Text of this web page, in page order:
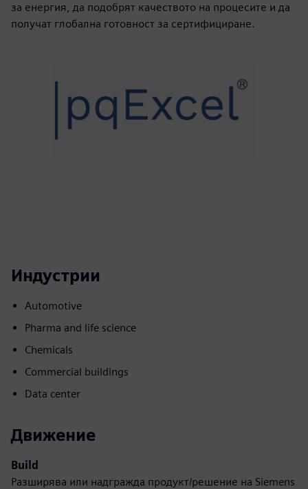
за енергия, да подобрят качеството на процесите и да
получат глобална готовност за сертифициране.
Индустрии
Automotive
Pharma and life science
Chemicals
Commercial buildings
Data center
Движение
Build
Разширява или надгражда продукт/решение на Siemens